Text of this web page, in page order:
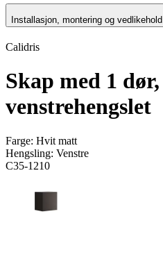
Installasjon, montering og vedlikehold
Calidris
Skap med 1 dør,
venstrehengslet
Farge: Hvit matt
Hengsling: Venstre
C35-1210